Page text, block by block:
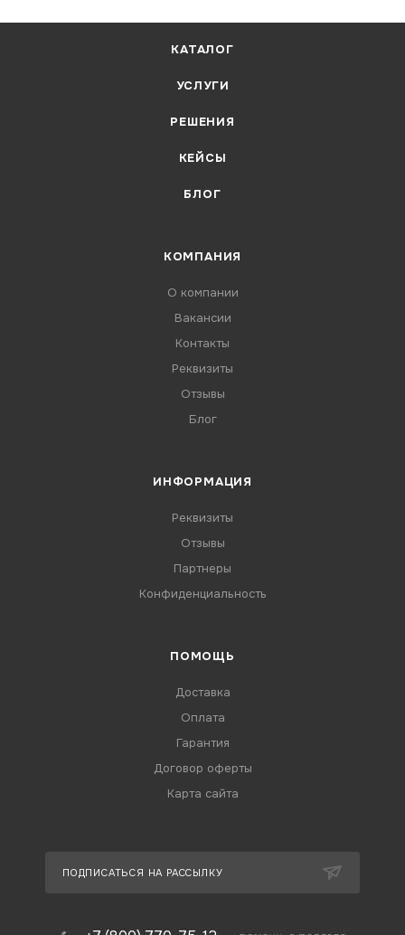
КАТАЛОГ
УСЛУГИ
РЕШЕНИЯ
КЕЙСЫ
БЛОГ
КОМПАНИЯ
О компании
Вакансии
Контакты
Реквизиты
Отзывы
Блог
ИНФОРМАЦИЯ
Реквизиты
Отзывы
Партнеры
Конфиденциальность
ПОМОЩЬ
Доставка
Оплата
Гарантия
Договор оферты
Карта сайта
ПОДПИСАТЬСЯ НА РАССЫЛКУ